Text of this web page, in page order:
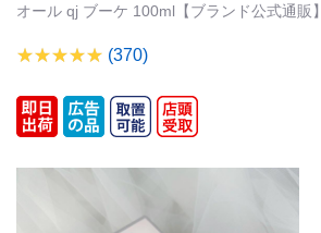
オール qj ブーケ 100ml【ブランド公式通販】
(370)